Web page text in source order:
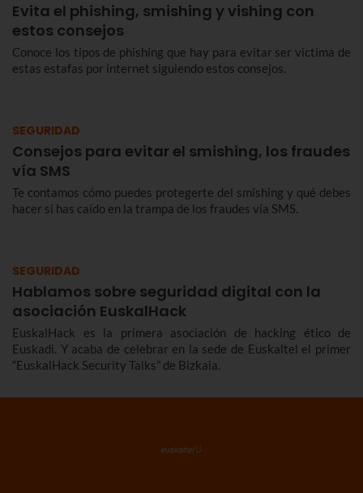
Evita el phishing, smishing y vishing con
estos consejos
Conoce los tipos de phishing que hay para evitar ser víctima de
estas estafas por internet siguiendo estos consejos.
SEGURIDAD
Consejos para evitar el smishing, los fraudes
vía SMS
Te contamos cómo puedes protegerte del smishing y qué debes
hacer si has caído en la trampa de los fraudes vía SMS.
SEGURIDAD
Hablamos sobre seguridad digital con la
asociación EuskalHack
EuskalHack es la primera asociación de hacking ético de
Euskadi. Y acaba de celebrar en la sede de Euskaltel el primer
“EuskalHack Security Talks” de Bizkaia.